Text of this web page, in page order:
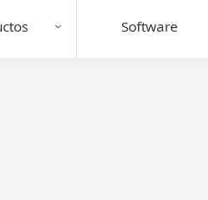
Software